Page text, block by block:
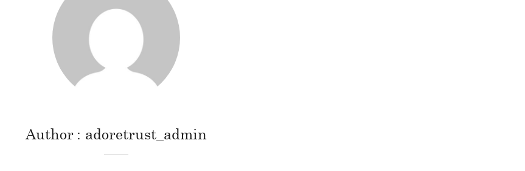
Author adoretrust_admin